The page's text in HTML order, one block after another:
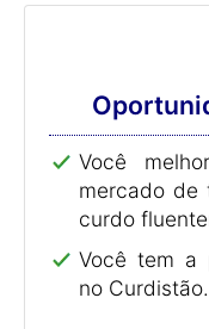
Você
mercado de
curdo
Você tem a
no Curdistão.